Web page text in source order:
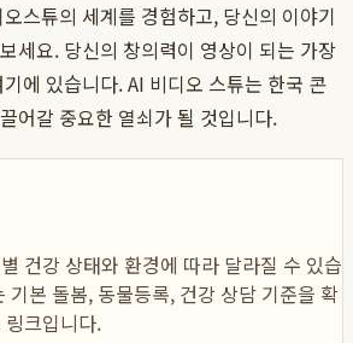
스튜의 세계를 경험하고, 당신의 이야기
세요. 당신의 창의력이 영상이 되는 가장
에 있습니다. AI 비디오 스튜는 한국 콘
어갈 중요한 열쇠가 될 것입니다.
건강 상태와 환경에 따라 달라질 수 있습
기본 돌봄, 동물등록, 건강 상담 기준을 확
크입니다.